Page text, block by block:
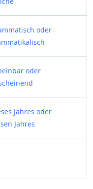
oder
oder
Jahres oder
Jahres